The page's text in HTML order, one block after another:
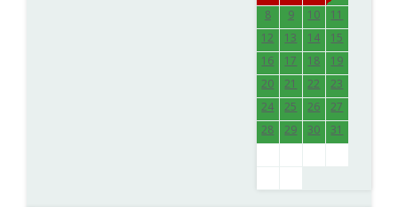
8
9 10
11
12
13 14
15
16
17 18
19
20
21 22
23
24
25 26
27
28
29 30 31